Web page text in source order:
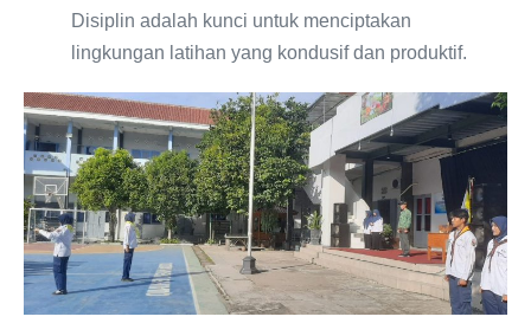
Disiplin adalah kunci untuk menciptakan
lingkungan latihan yang kondusif dan produktif.